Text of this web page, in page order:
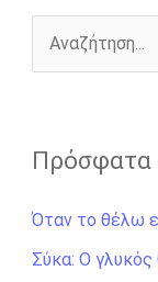
k
e
r
ζ
τ
η
Πρόσφατα
Όταν το θέλω
Σύκα: Ο γλυκός